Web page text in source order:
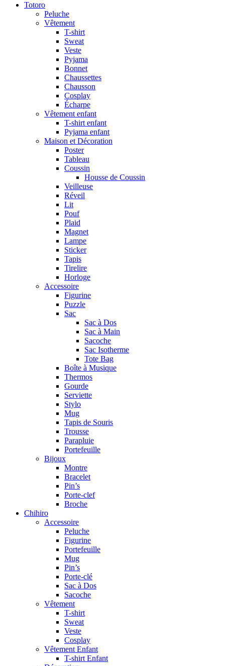
Totoro
Peluche
Vêtement
T-shirt
Sweat
Veste
Pyjama
Bonnet
Chaussettes
Chausson
Cosplay
Écharpe
Vêtement enfant
T-shirt enfant
Pyjama enfant
Maison et Décoration
Poster
Tableau
Coussin
Housse de Coussin
Veilleuse
Réveil
Lit
Pouf
Plaid
Magnet
Lampe
Sticker
Tapis
Tirelire
Horloge
Accessoire
Figurine
Puzzle
Sac
Sac à Dos
Sac à Main
Sacoche
Sac Isotherme
Tote Bag
Boîte à Musique
Thermos
Gourde
Serviette
Stylo
Mug
Tapis de Souris
Trousse
Parapluie
Portefeuille
Bijoux
Montre
Bracelet
Pin’s
Porte-clef
Broche
Chihiro
Accessoire
Peluche
Figurine
Portefeuille
Mug
Pin’s
Porte-clé
Sac à Dos
Sacoche
Vêtement
T-shirt
Sweat
Veste
Cosplay
Vêtement Enfant
T-shirt Enfant